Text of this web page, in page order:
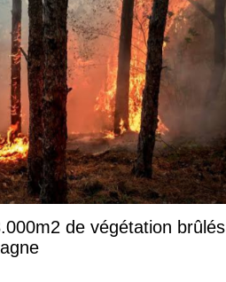
de végétation brûlés